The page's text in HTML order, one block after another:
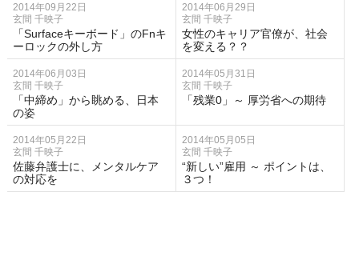
2014年09月22日
玄間 千映子
「Surfaceキーボード」のFnキ
ーロックの外し方
2014年06月29日
玄間 千映子
女性のキャリア官僚が、社会
を変える？？
2014年06月03日
玄間 千映子
「中締め」から眺める、日本
の姿
2014年05月31日
玄間 千映子
「残業0」～ 厚労省への期待
2014年05月22日
玄間 千映子
佐藤弁護士に、メンタルケア
の対応を
2014年05月05日
玄間 千映子
“新しい”雇用 ～ ポイントは、
３つ！